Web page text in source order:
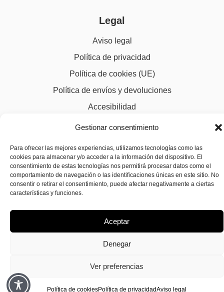
Gestionar consentimiento
Para ofrecer las mejores experiencias, utilizamos tecnologías como las
cookies para almacenar y/o acceder a la información del dispositivo. El
consentimiento de estas tecnologías nos permitirá procesar datos como el
comportamiento de navegación o las identificaciones únicas en este sitio. No
consentir o retirar el consentimiento, puede afectar negativamente a ciertas
características y funciones.
Aceptar
Denegar
Ver preferencias
Política de cookiesPolítica de privacidadAviso legal
Legal
Aviso legal
Política de privacidad
Política de cookies (UE)
Política de envíos y devoluciones
Accesibilidad